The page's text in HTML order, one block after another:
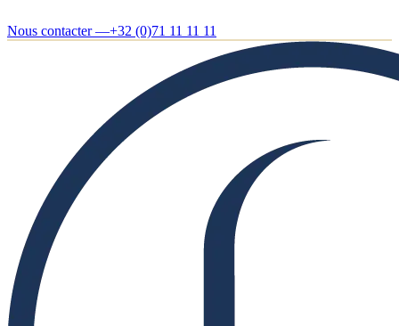
Nous contacter —+32 (0)71 11 11 11